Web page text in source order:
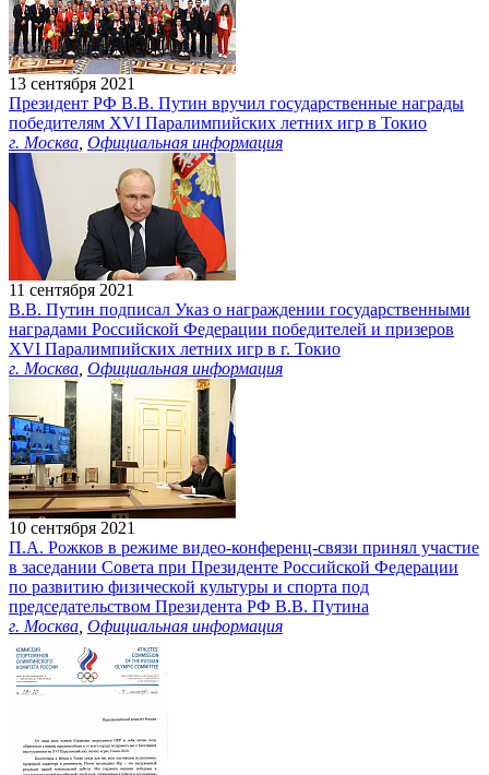
13 сентября 2021
Президент РФ В.В. Путин вручил государственные награды
победителям ХVI Паралимпийских летних игр в Токио
г. Москва Официальная информация
11 сентября 2021
В.В. Путин подписал Указ о награждении государственными
наградами Российской Федерации победителей и призеров
XVI Паралимпийских летних игр в г. Токио
г. Москва Официальная информация
10 сентября 2021
П.А. Рожков в режиме видео-конференц-связи принял участие
в заседании Совета при Президенте Российской Федерации
по развитию физической культуры и спорта под
председательством Президента РФ В.В. Путина
г. Москва Официальная информация